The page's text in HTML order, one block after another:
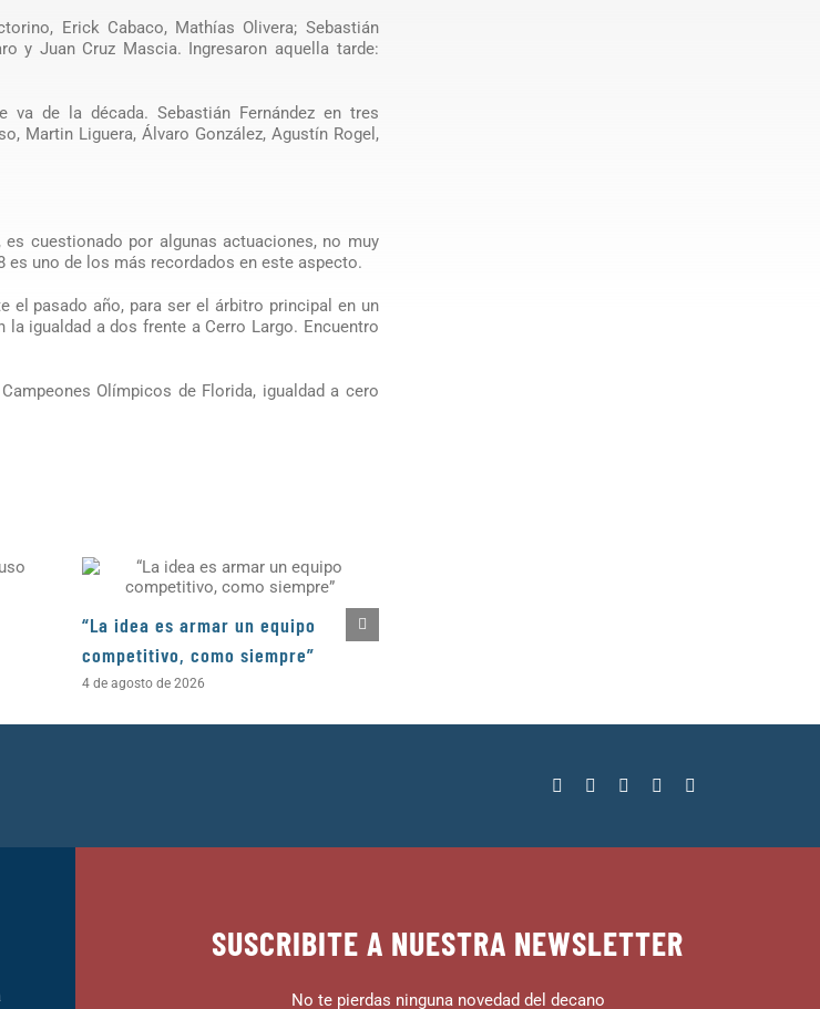
Erick Cabaco, Mathías Olivera; Sebastián
y Juan Cruz Mascia. Ingresaron aquella tarde:
de la década. Sebastián Fernández en tres
Martin Liguera, Álvaro González, Agustín Rogel,
cuestionado por algunas actuaciones, no muy
es uno de los más recordados en este aspecto.
el pasado año, para ser el árbitro principal en un
igualdad a dos frente a Cerro Largo. Encuentro
Olímpicos de Florida, igualdad a cero
“La idea es armar un equipo
competitivo, como siempre”
4 de agosto de 2026
SUSCRIBITE A NUESTRA NEWSLETTER
No te pierdas ninguna novedad del decano